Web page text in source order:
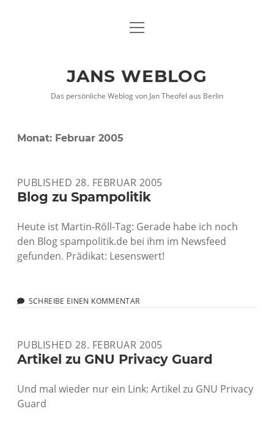
DATENSCHUTZHINWEISE
twitterfacebook
xing
Menü
JANS WEBLOG
Das persönliche Weblog von Jan Theofel aus Berlin
Monat: Februar 2005
PUBLISHED 28. FEBRUAR 2005
Blog zu Spampolitik
Heute ist Martin-Röll-Tag: Gerade habe ich noch
den Blog spampolitik.de bei ihm im Newsfeed
gefunden. Prädikat: Lesenswert!
SCHREIBE EINEN KOMMENTAR
PUBLISHED 28. FEBRUAR 2005
Artikel zu GNU Privacy Guard
Und mal wieder nur ein Link: Artikel zu GNU Privacy
Guard